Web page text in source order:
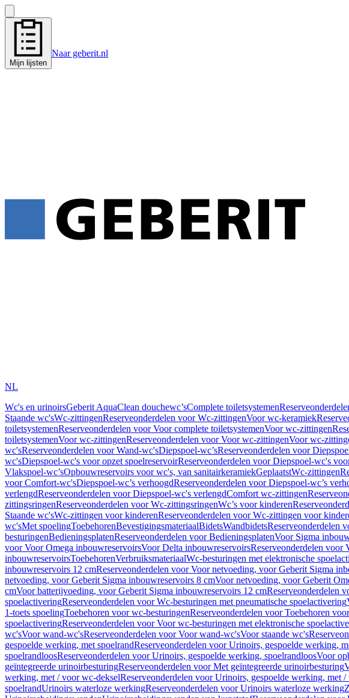
Mijn lijsten
Naar geberit.nl
NL
Wc's en urinoirsGeberit AquaClean douchewc’sComplete toiletsystemen
Staande wc'sWc-zittingenReserveonderdelen voor Wc-zittingenVoor wc-keramiek
toiletsystemenReserveonderdelen voor Voor complete toiletsystemenVoor wc-zittingen
toiletsystemenVoor wc-zittingenReserveonderdelen voor Voor wc-zittingenVoor wc-
wc'sReserveonderdelen voor Wand-wc'sDiepspoel-wc’sReserveonderdelen voor
wc'sDiepspoel-wc's voor opzet spoelreservoirReserveonderdelen voor Diepspoel-wc's
Vlakspoel-wc’sOpbouwreservoirs voor wc's, van sanitairkeramiekGeplaatstWc-zittingen
voor Comfort-wc'sDiepspoel-wc’s verhoogdReserveonderdelen voor Diepspoel-wc’s
verlengdReserveonderdelen voor Diepspoel-wc's verlengdComfort wc-zittingen
zittingsringenReserveonderdelen voor Wc-zittingsringenWc’s voor kinderen
Staande wc'sWc-zittingen voor kinderenReserveonderdelen voor Wc-zittingen voor
wc'sMet spoelingToebehorenBevestigingsmateriaalBidetsWandbidetsReserveonderdelen
besturingenBedieningsplatenReserveonderdelen voor BedieningsplatenVoor Sigma
voor Voor Omega inbouwreservoirsVoor Delta inbouwreservoirsReserveonderdelen voor
inbouwreservoirsToebehorenVerbruiksmateriaalWc-besturingen met elektronische
inbouwreservoirs 12 cmReserveonderdelen voor Voor netvoeding, voor Geberit Sigma
netvoeding, voor Geberit Sigma inbouwreservoirs 8 cmVoor netvoeding, voor Geberit
cmVoor batterijvoeding, voor Geberit Sigma inbouwreservoirs 12 cmReserveonderdelen
spoelactiveringReserveonderdelen voor Wc-besturingen met pneumatische spoelactivering
1-toets spoelingToebehoren voor wc-besturingenReserveonderdelen voor Toebehoren
spoelactiveringReserveonderdelen voor Voor wc-besturingen met elektronische
wc'sVoor wand-wc'sReserveonderdelen voor Voor wand-wc'sVoor staande wc's
gespoelde werking, met spoelrandReserveonderdelen voor Urinoirs, gespoelde werking,
spoelrandloosReserveonderdelen voor Urinoirs, gespoelde werking, spoelrandloosVoor
geïntegreerde urinoirbesturingReserveonderdelen voor Met geïntegreerde urinoirbesturing
werking, met / voor wc-dekselReserveonderdelen voor Urinoirs, gespoelde werking, met
spoelrandUrinoirs waterloze werkingReserveonderdelen voor Urinoirs waterloze werking